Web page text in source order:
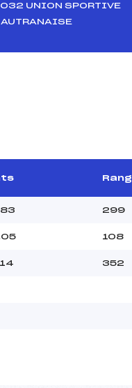
UNION SPORTIVE
AUTRANAISE
Rang
299
108
352